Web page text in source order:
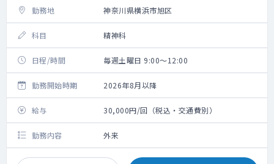
勤務地 神奈川県横浜市旭区
科目 精神科
日程/時間 毎週土曜日 9:00～12:00
勤務開始時期 2026年8月以降
給与 30,000円/回（税込・交通費別）
勤務内容 外来